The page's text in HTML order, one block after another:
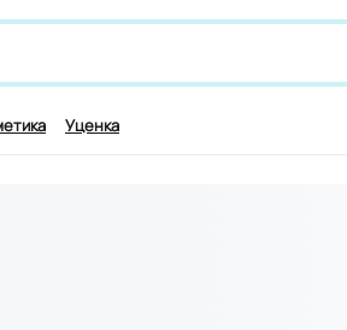
например,для работы мозга
Уценка